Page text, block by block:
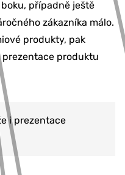
případně ještě
zákazníka málo.
produkty, pak
prezentace produktu
i prezentace